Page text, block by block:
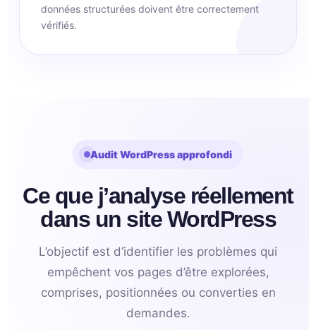
données structurées doivent être correctement
vérifiés.
Audit WordPress approfondi
Ce que j’analyse réellement
dans un site WordPress
L’objectif est d’identifier les problèmes qui
empêchent vos pages d’être explorées,
comprises, positionnées ou converties en
demandes.